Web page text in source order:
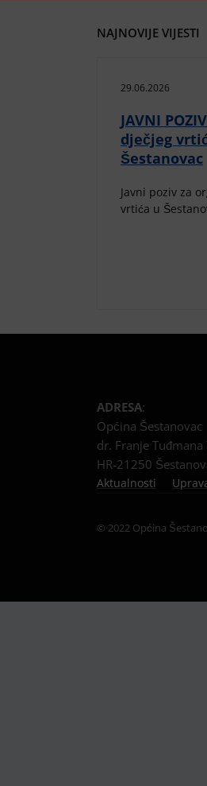
NAJNOVIJE VIJESTI
29.06.2026
JAVNI
dječjeg
Šestanovac
Javni poziv za
vrtića u
ADRESA:
Općina Šestanovac
dr. Franje Tuđmana
HR-21250
Aktualnosti
© 2022 Općina